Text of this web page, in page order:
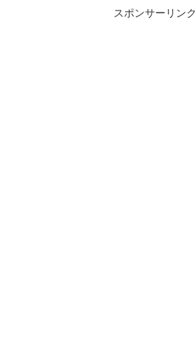
スポンサーリンク